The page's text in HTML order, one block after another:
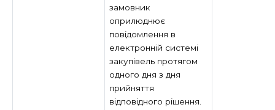
замовник
оприлюднює
повідомлення в
електронній системі
закупівель протягом
одного дня з дня
прийняття
відповідного рішення.